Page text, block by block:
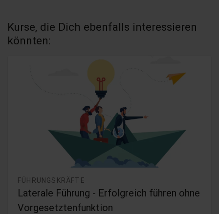
Kurse, die Dich ebenfalls interessieren
könnten:
FÜHRUNGSKRÄFTE
Laterale Führung - Erfolgreich führen ohne
Vorgesetztenfunktion